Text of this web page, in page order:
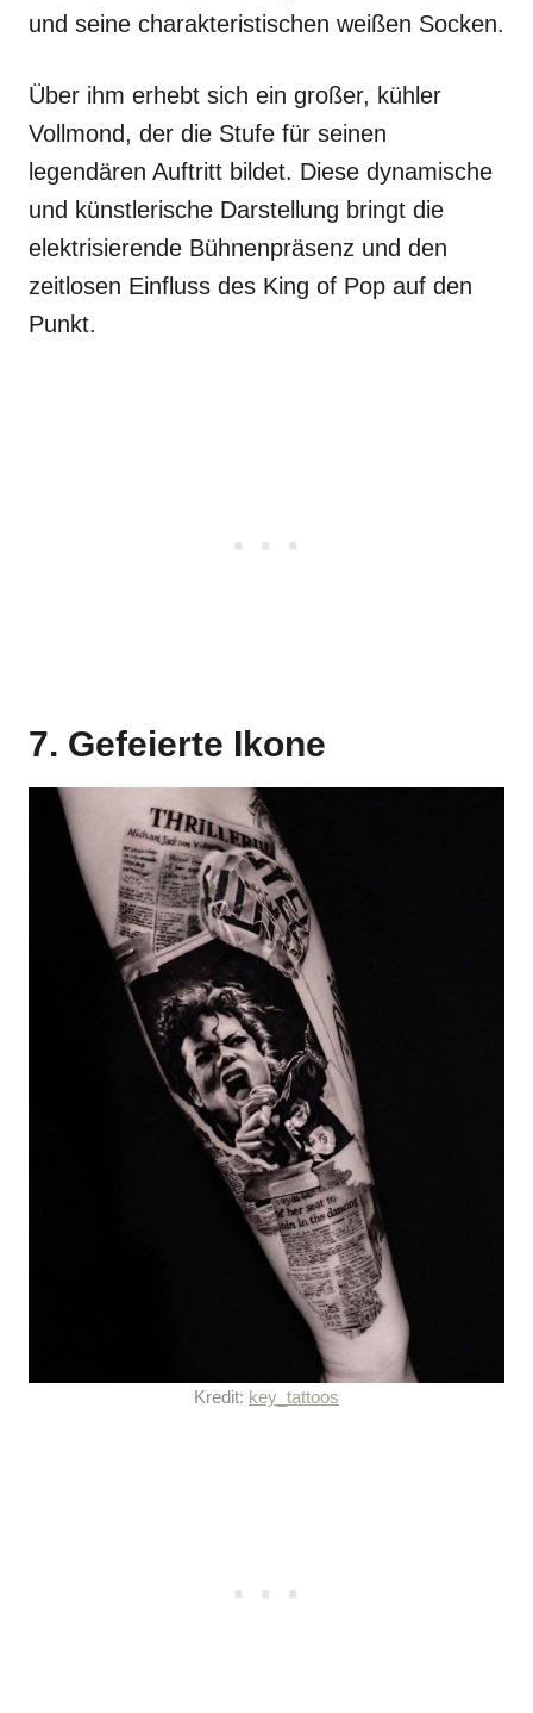
und seine charakteristischen weißen Socken.
Über ihm erhebt sich ein großer, kühler
Vollmond, der die Stufe für seinen
legendären Auftritt bildet. Diese dynamische
und künstlerische Darstellung bringt die
elektrisierende Bühnenpräsenz und den
zeitlosen Einfluss des King of Pop auf den
Punkt.
7. Gefeierte Ikone
Kredit: key_tattoos